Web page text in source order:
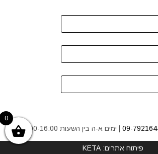
09- | ימים א-ה בין השעות 9:00-16:00
0
פיתוח אתרים: KETA